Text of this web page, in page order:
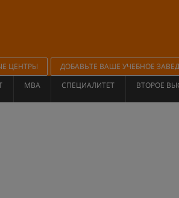
ЦЕНТРЫ
ДОБАВЬТЕ ВАШЕ УЧЕБНОЕ
MBA СПЕЦИАЛИТЕТ ВТОРОЕ